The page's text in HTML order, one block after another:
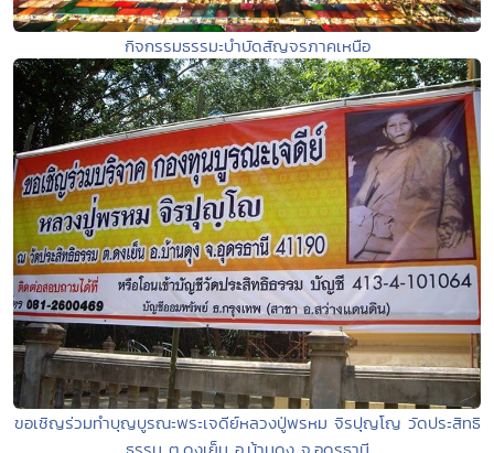
กิจกรรมธรรมะบำบัดสัญจรภาคเหนือ
ขอเชิญร่วมทำบุญบูรณะพระเจดีย์หลวงปู่พรหม จิรปุญโญ วัดประสิทธิ